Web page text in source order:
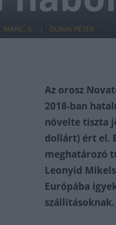
MÁRC. 5. DUNAI PÉTER
Az orosz
2018-ban
növelte tiszta
dollárt) ért el.
meghatározó
Leonyid
Európába
szállításoknak.